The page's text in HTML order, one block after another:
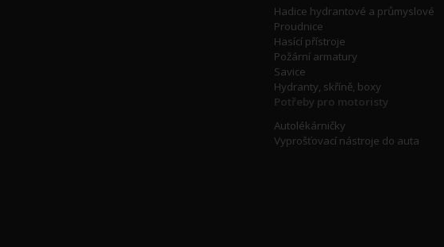
Hadice hydrantové a průmyslové
Proudnice
Hasící přístroje
Požární armatury
Savice
Hydranty, skříně, boxy
Potřeby pro motoristy
Autolékárničky
Vyprošťovací nástroje do auta